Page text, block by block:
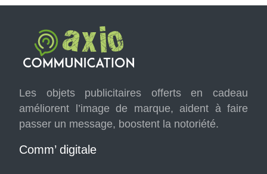
Les objets publicitaires offerts en cadeau
améliorent l’image de marque, aident à faire
passer un message, boostent la notoriété.
Comm’ digitale